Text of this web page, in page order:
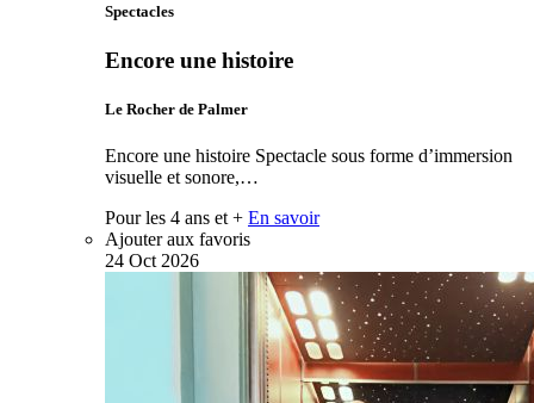
Spectacles
Encore une histoire
Le Rocher de Palmer
Encore une histoire Spectacle sous forme d’immersion
visuelle et sonore,…
Pour les 4 ans et + En savoir
Ajouter aux favoris
24 Oct 2026